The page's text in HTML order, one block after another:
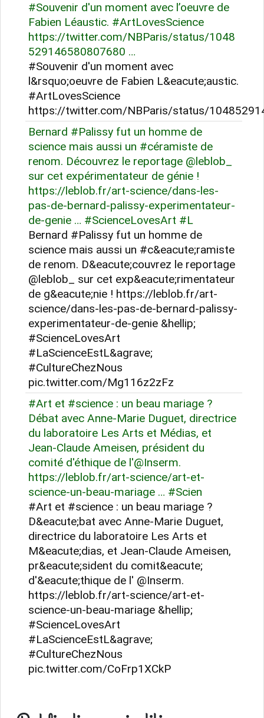
#Souvenir d'un moment avec l’oeuvre de
Fabien Léaustic. #ArtLovesScience
https://twitter.com/NBParis/status/1048
529146580807680 …
#Souvenir d'un moment avec
l&rsquo;oeuvre de Fabien L&eacute;austic.
#ArtLovesScience
https://twitter.com/NBParis/status/
Bernard #Palissy fut un homme de
science mais aussi un #céramiste de
renom. Découvrez le reportage @leblob_
sur cet expérimentateur de génie !
https://leblob.fr/art-science/dans-les-
pas-de-bernard-palissy-experimentateur-
de-genie … #ScienceLovesArt #L
Bernard #Palissy fut un homme de
science mais aussi un #c&eacute;ramiste
de renom. D&eacute;couvrez le reportage
@leblob_ sur cet exp&eacute;rimentateur
de g&eacute;nie ! https://leblob.fr/art-
science/dans-les-pas-de-bernard-palissy-
experimentateur-de-genie &hellip;
#ScienceLovesArt
#LaScienceEstL&agrave;
#CultureChezNous
pic.twitter.com/Mg116z2zFz
#Art et #science : un beau mariage ?
Débat avec Anne-Marie Duguet, directrice
du laboratoire Les Arts et Médias, et
Jean-Claude Ameisen, président du
comité d'éthique de l'@Inserm.
https://leblob.fr/art-science/art-et-
science-un-beau-mariage … #Scien
#Art et #science : un beau mariage ?
D&eacute;bat avec Anne-Marie Duguet,
directrice du laboratoire Les Arts et
M&eacute;dias, et Jean-Claude Ameisen,
pr&eacute;sident du comit&eacute;
d'&eacute;thique de l' @Inserm.
https://leblob.fr/art-science/art-et-
science-un-beau-mariage &hellip;
#ScienceLovesArt
#LaScienceEstL&agrave;
#CultureChezNous
pic.twitter.com/CoFrp1XCkP